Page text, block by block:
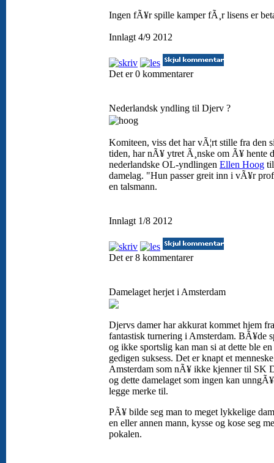
Ingen fÃ¥r spille kamper fÃ¸r lisens er
Innlagt 4/9 2012
Det er 0 kommentarer
Nederlandsk yndling til Djerv ?
Komiteen, viss det har vÃ¦rt stille fra den
tiden, har nÃ¥ ytret Ã¸nske om Ã¥ hente
nederlandske OL-yndlingen Ellen Hoog
damelag. "Hun passer greit inn i vÃ¥r
en talsmann.
Innlagt 1/8 2012
Det er 8 kommentarer
Damelaget herjet i Amsterdam
Djervs damer har akkurat kommet hjem
fantastisk turnering i Amsterdam. BÃ¥de
og ikke sportslig kan man si at dette ble en
gedigen suksess. Det er knapt et
Amsterdam som nÃ¥ ikke kjenner til SK
og dette damelaget som ingen kan
legge merke til.
PÃ¥ bilde seg man to meget lykkelige
en eller annen mann, kysse og kose seg
pokalen.